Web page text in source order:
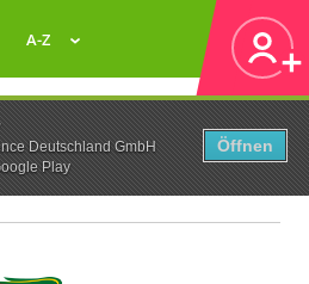
Deutschland GmbH
Play
Öffnen
A-Z